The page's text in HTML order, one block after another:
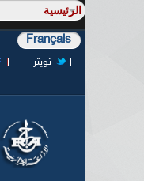
Français
تويتر